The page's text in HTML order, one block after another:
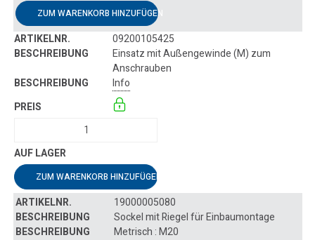
ZUM WARENKORB HINZUFÜGEN
09200105425
Einsatz mit Außengewinde (M) zum
Anschrauben
Info
ZUM WARENKORB HINZUFÜGEN
19000005080
Sockel mit Riegel für Einbaumontage
Metrisch : M20